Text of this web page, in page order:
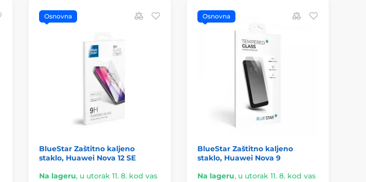
Osnovna
BlueStar Zaštitno kaljeno
staklo, Huawei Nova 12 SE
Na lageru, u utorak 11. 8. kod vas
Osnovna
BlueStar Zaštitno kaljeno
staklo, Huawei Nova 9
Na lageru, u utorak 11. 8. kod vas